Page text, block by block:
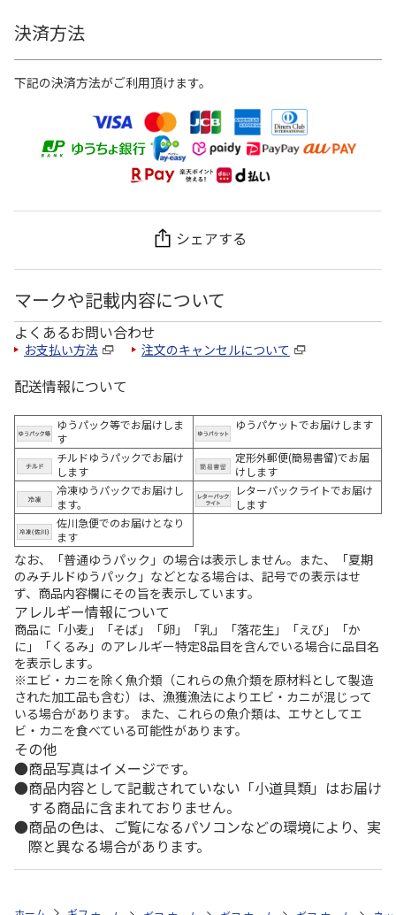
決済方法
下記の決済方法がご利用頂けます。
シェアする
マークや記載内容について
よくあるお問い合わせ
お支払い方法 注文のキャンセルについて
配送情報について
ゆうパック等でお届けしま
す
ゆうパケットでお届けします
チルドゆうパックでお届け
します
定形外郵便(簡易書留)でお届
けします
冷凍ゆうパックでお届けし
ます。
レターパックライトでお届け
します
佐川急便でのお届けとなり
ます
なお、「普通ゆうパック」の場合は表示しません。また、「夏期
のみチルドゆうパック」などとなる場合は、記号での表示はせ
ず、商品内容欄にその旨を表示しています。
アレルギー情報について
商品に「小麦」「そば」「卵」「乳」「落花生」「えび」「か
に」「くるみ」のアレルギー特定8品目を含んでいる場合に品目名
を表示します。
※エビ・カニを除く魚介類（これらの魚介類を原材料として製造
された加工品も含む）は、漁獲漁法によりエビ・カニが混じって
いる場合があります。 また、これらの魚介類は、エサとしてエ
ビ・カニを食べている可能性があります。
その他
商品写真はイメージです。
商品内容として記載されていない「小道具類」はお届け
する商品に含まれておりません。
商品の色は、ご覧になるパソコンなどの環境により、実
際と異なる場合があります。